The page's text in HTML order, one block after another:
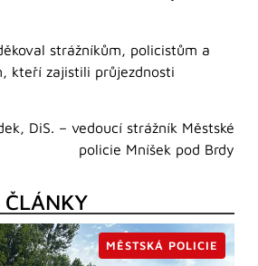
strážníkům, policistům a
kteří zajistili průjezdnosti
DiS. – vedoucí strážník Městské
policie Mníšek pod Brdy
ČLÁNKY
MĚSTSKÁ POLICIE